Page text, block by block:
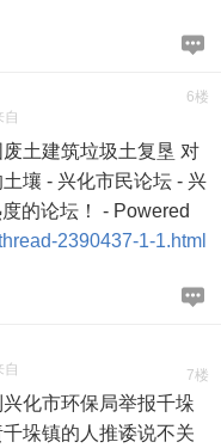
6楼
土建筑垃圾土复垦 对
壤 - 兴化市民论坛 - 兴
的论坛！ - Powered
2390437-1-1.html
7楼
化市环保局举报千垛
垛镇的人推诿说不关